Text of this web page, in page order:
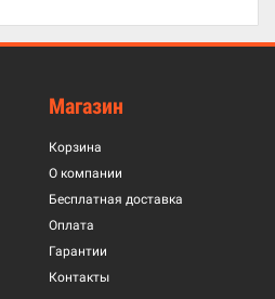
Магазин
Корзина
О компании
Бесплатная доставка
Оплата
Гарантии
Контакты